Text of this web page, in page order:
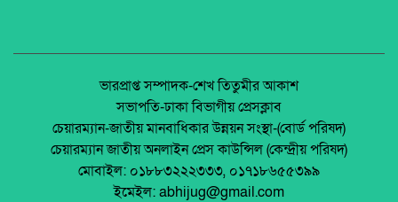
বাংলাদেশের জনপ্রিয় নির্মাতা।
হিলিতে শুরু হওয়া ভ্রাম্যমাণ বইমেলার তৃতীয় দিন
আজ, আগামীকাল সমাপ্তি।
বোচাগঞ্জে জুলাই স্মৃতিচারণ প্রতিযোগিতা অনুষ্ঠিত
জেলা আইন-শৃৃঙ্খলা কমিটির মাসিক সভা অনুষ্ঠিত।
পলাশবাড়ীতে এমইপি গ্রুপের মতবিনিময় সভা
অনুষ্ঠিত।
ভারপ্রাপ্ত সম্পাদক-শেখ তিতুমীর আকাশ
সভাপতি-ঢাকা বিভাগীয় প্রেসক্লাব
চেয়ারম্যান-জাতীয় মানবাধিকার উন্নয়ন সংস্থা-(বোর্ড পরিষদ)
চেয়ারম্যান জাতীয় অনলাইন প্রেস কাউন্সিল (কেন্দ্রীয় পরিষদ)
মোবাইল: ০১৮৮৩২২২৩৩৩, ০১৭১৮৬৫৫৩৯৯
ইমেইল: abhijug@gmail.com